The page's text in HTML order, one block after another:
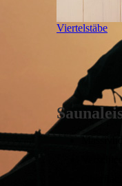
Viertelstäbe